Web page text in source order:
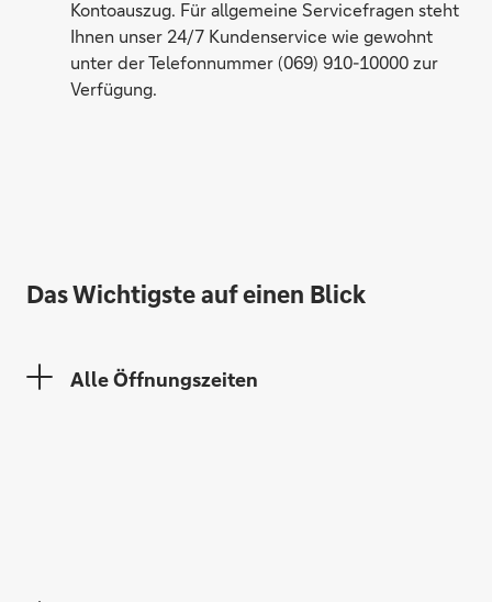
Birte Rennert
Kontoauszug. Für allgemeine Servicefragen steht
Ihnen unser 24/7 Kundenservice wie gewohnt
unter der Telefonnummer (069) 910-10000 zur
Verfügung.
Das Wichtigste auf einen Blick
Alle Öffnungszeiten